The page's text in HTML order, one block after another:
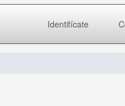
Identifícate